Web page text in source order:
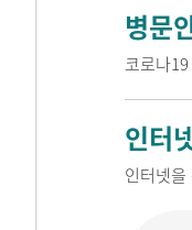
병문
코로나
인터
인터넷